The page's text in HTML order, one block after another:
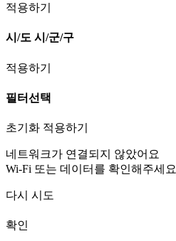
적용하기
시/도 시/군/구
적용하기
필터선택
초기화 적용하기
네트워크가 연결되지 않았어요
Wi-Fi 또는 데이터를 확인해주세요
다시 시도
확인